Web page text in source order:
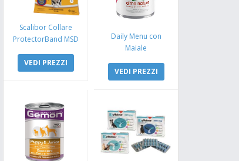
Scalibor Collare
ProtectorBand MSD
VEDI PREZZI
Daily Menu con
Maiale
VEDI PREZZI